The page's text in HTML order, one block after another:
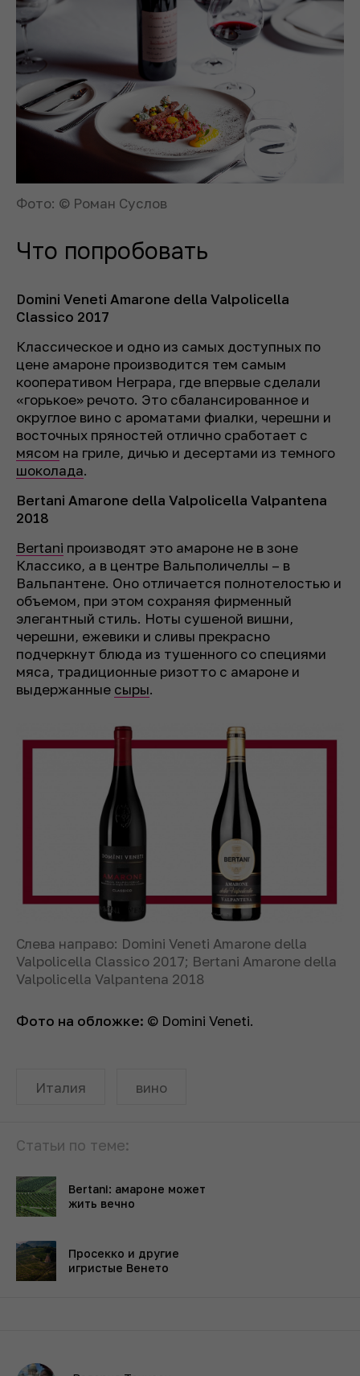
Фото: © Роман Суслов
Что попробовать
Domini Veneti Amarone della Valpolicella
Classico 2017
Классическое и одно из самых доступных по
цене амароне производится тем самым
кооперативом Неграра, где впервые сделали
«горькое» речото. Это сбалансированное и
округлое вино с ароматами фиалки, черешни и
восточных пряностей отлично сработает с
мясом на гриле, дичью и десертами из темного
шоколада.
Bertani Amarone della Valpolicella Valpantena
2018
Bertani производят это амароне не в зоне
Классико, а в центре Вальполичеллы – в
Вальпантене. Оно отличается полнотелостью и
объемом, при этом сохраняя фирменный
элегантный стиль. Ноты сушеной вишни,
черешни, ежевики и сливы прекрасно
подчеркнут блюда из тушенного со специями
мяса, традиционные ризотто с амароне и
выдержанные сыры.
Слева направо: Domini Veneti Amarone della
Valpolicella Classico 2017; Bertani Amarone della
Valpolicella Valpantena 2018
Фото на обложке: © Domini Veneti.
Италия вино
Статьи по теме:
Bertani: амароне может
жить вечно
Просекко и другие
игристые Венето